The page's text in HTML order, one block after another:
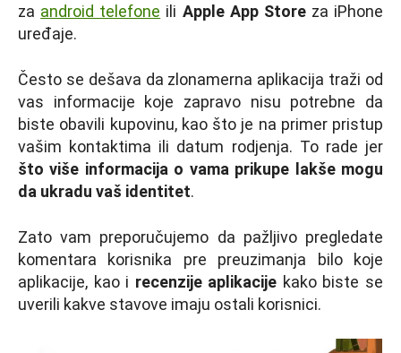
za android telefone ili Apple App Storeza iPhone
uređaje.
Često se dešava da zlonamerna aplikacija traži od
vas informacije koje zapravo nisu potrebne da
biste obavili kupovinu, kao što je na primer pristup
vašim kontaktima ili datum rodjenja. To rade jer
što više informacija o vama prikupe lakše mogu
da ukradu vaš identitet.
Zato vam preporučujemo da pažljivo pregledate
komentara korisnika pre preuzimanja bilo koje
aplikacije, kao i recenzije aplikacije kako biste se
uverili kakve stavove imaju ostali korisnici.